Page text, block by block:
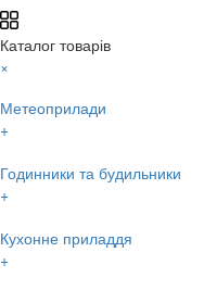
Каталог товарів
×
Метеоприлади
+
Годинники та будильники
+
Кухонне приладдя
+